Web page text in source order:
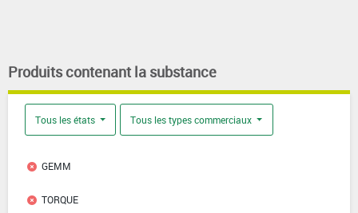
Produits contenant la substance
Tous les états Tous les types commerciaux
GEMM
TORQUE